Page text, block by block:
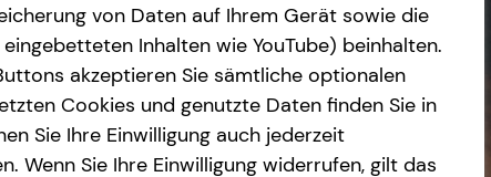
von Daten auf Ihrem Gerät sowie die
Inhalten wie YouTube) beinhalten.
akzeptieren Sie sämtliche optionalen
Cookies und genutzte Daten finden Sie in
Sie Ihre Einwilligung auch jederzeit
Wenn Sie Ihre Einwilligung widerrufen, gilt das